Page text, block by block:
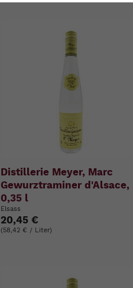
Distillerie Meyer, Marc
Gewurztraminer d'Alsace,
0,35 l
Elsass
20,45 €
(58,42 € / Liter)